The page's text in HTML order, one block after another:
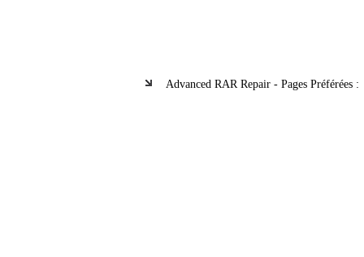
Advanced RAR Repair - Pages Préférées :